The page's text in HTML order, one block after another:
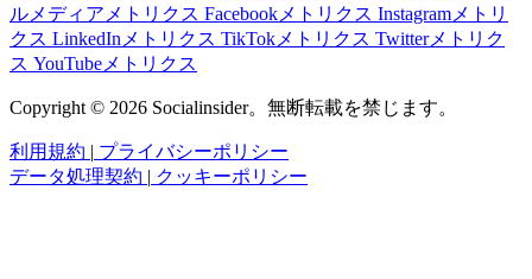
ルメディアメトリクス Facebookメトリクス Instagramメトリ
クス LinkedInメトリクス TikTokメトリクス Twitterメトリク
ス YouTubeメトリクス
Copyright © 2026 Socialinsider。無断転載を禁じます。
利用規約 | プライバシーポリシー
データ処理契約 | クッキーポリシー